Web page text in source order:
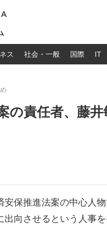
ス 社会・一般 国際 IT
の責任者、藤
安保推進法案の中心人
出向させるという人事を